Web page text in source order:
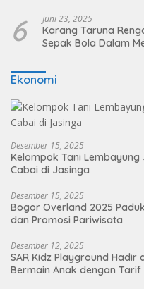
6 Juni 23, 2025
Karang Taruna
Sepak Bola Dalam
Ekonomi
Desember 15, 2025
Kelompok Tani Lembayung
Cabai di Jasinga
Desember 15, 2025
Bogor Overland 2025
dan Promosi Pariwisata
Desember 12, 2025
SAR Kidz Playground
Bermain Anak dengan Tarif